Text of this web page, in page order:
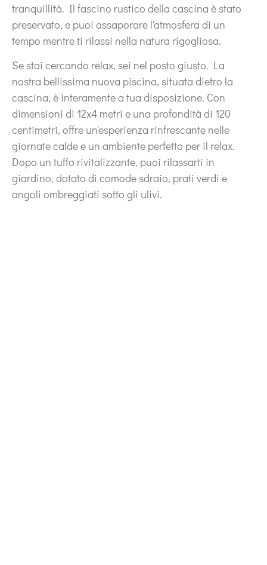
tranquillità. Il fascino rustico della cascina è stato
preservato, e puoi assaporare l'atmosfera di un
tempo mentre ti rilassi nella natura rigogliosa.
Se stai cercando relax, sei nel posto giusto. La
nostra bellissima nuova piscina, situata dietro la
cascina, è interamente a tua disposizione. Con
dimensioni di 12x4 metri e una profondità di 120
centimetri, offre un'esperienza rinfrescante nelle
giornate calde e un ambiente perfetto per il relax.
Dopo un tuffo rivitalizzante, puoi rilassarti in
giardino, dotato di comode sdraio, prati verdi e
angoli ombreggiati sotto gli ulivi.